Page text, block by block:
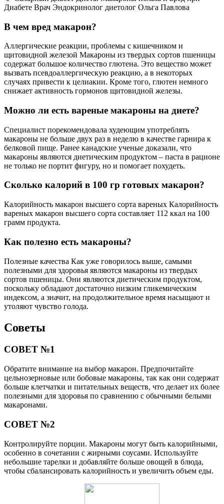
Диабете Врач Эндокринолог диетолог Ольга Павлова
В чем вред макарон?
Аллергические реакции, проблемы с кишечником и
щитовидной железой Макароны из твердых сортов пшеницы
содержат большое количество глютена. Это вещество может
вызвать псевдоаллергическую реакцию, а в некоторых
случаях привести к целиакии. Кроме того, глютен немного
снижает активность гормонов щитовидной железы.
Можно ли есть вареные макароны на диете?
Специалист порекомендовала худеющим употреблять
макароны не больше двух раз в неделю в качестве гарнира к
белковой пище. Ранее канадские ученые доказали, что
макароны являются диетическим продуктом – паста в рационе
не только не портит фигуру, но и помогает похудеть.
Сколько калорий в 100 гр готовых макарон?
Калорийность макарон высшего сорта вареных Калорийность
вареных макарон высшего сорта составляет 112 ккал на 100
грамм продукта.
Как полезно есть макароны?
Полезные качества Как уже говорилось выше, самыми
полезными для здоровья являются макароны из твердых
сортов пшеницы. Они являются диетическим продуктом,
поскольку обладают достаточно низким гликемическим
индексом, а значит, на продолжительное время насыщают и
утоляют чувство голода.
Советы
СОВЕТ №1
Обратите внимание на выбор макарон. Предпочитайте
цельнозерновые или бобовые макароны, так как они содержат
больше клетчатки и питательных веществ, что делает их более
полезными для здоровья по сравнению с обычными белыми
макаронами.
СОВЕТ №2
Контролируйте порции. Макароны могут быть калорийными,
особенно в сочетании с жирными соусами. Используйте
небольшие тарелки и добавляйте больше овощей в блюда,
чтобы сбалансировать калорийность и увеличить объем еды.